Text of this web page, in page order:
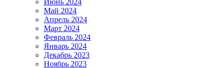
Май 2024
Апрель 2024
Март 2024
Февраль 2024
Январь 2024
Декабрь 2023
Ноябрь 2023